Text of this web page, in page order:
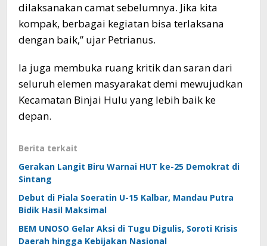
dilaksanakan camat sebelumnya. Jika kita
kompak, berbagai kegiatan bisa terlaksana
dengan baik,” ujar Petrianus.
Ia juga membuka ruang kritik dan saran dari
seluruh elemen masyarakat demi mewujudkan
Kecamatan Binjai Hulu yang lebih baik ke
depan.
Berita terkait
Gerakan Langit Biru Warnai HUT ke-25 Demokrat di
Sintang
Debut di Piala Soeratin U-15 Kalbar, Mandau Putra
Bidik Hasil Maksimal
BEM UNOSO Gelar Aksi di Tugu Digulis, Soroti Krisis
Daerah hingga Kebijakan Nasional